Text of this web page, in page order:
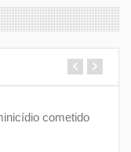
cometido